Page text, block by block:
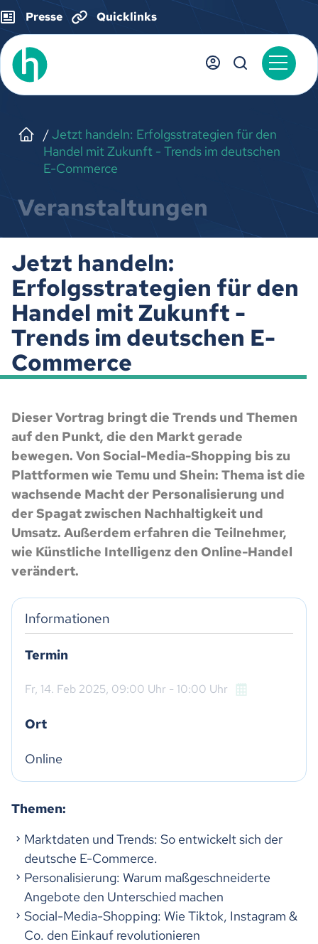
Presse Quicklinks
Jetzt handeln: Erfolgsstrategien für den
Handel mit Zukunft - Trends im deutschen
E-Commerce
Veranstaltungen
Jetzt handeln:
Erfolgsstrategien für den
Handel mit Zukunft -
Trends im deutschen E-
Commerce
Dieser Vortrag bringt die Trends und Themen
auf den Punkt, die den Markt gerade
bewegen. Von Social-Media-Shopping bis zu
Plattformen wie Temu und Shein: Thema ist die
wachsende Macht der Personalisierung und
der Spagat zwischen Nachhaltigkeit und
Umsatz. Außerdem erfahren die Teilnehmer,
wie Künstliche Intelligenz den Online-Handel
verändert.
Themen:
Marktdaten und Trends: So entwickelt sich der
deutsche E-Commerce.
Personalisierung: Warum maßgeschneiderte
Angebote den Unterschied machen
Social-Media-Shopping: Wie Tiktok, Instagram &
Co. den Einkauf revolutionieren
Informationen
Termin
Fr, 14. Feb 2025, 09:00 Uhr - 10:00 Uhr
Ort
Online